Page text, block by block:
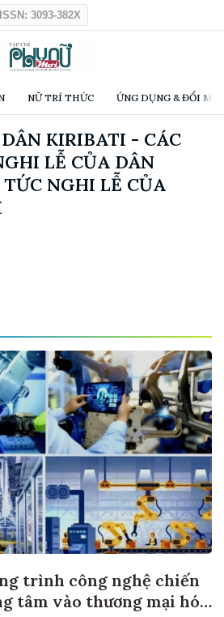
ISSN: 3093-382X
NỮ TRÍ THỨC ỨNG DỤNG & ĐỔI
KIRIBATI - CÁC
LỄ CỦA DÂN
NGHI LỄ CỦA
trình công nghệ chiến
tâm vào thương mại hóa